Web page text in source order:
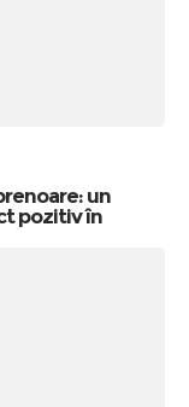
un
pozitiv în